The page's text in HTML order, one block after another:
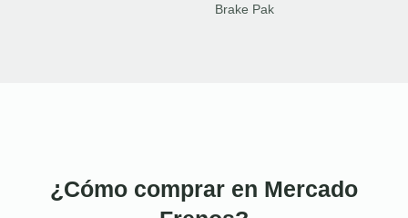
Brake Pak
¿Cómo comprar en Mercado